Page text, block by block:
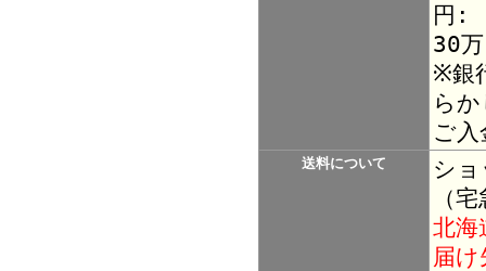
円:
30
※銀
ら
ご
送料について
シ
（
北海
届